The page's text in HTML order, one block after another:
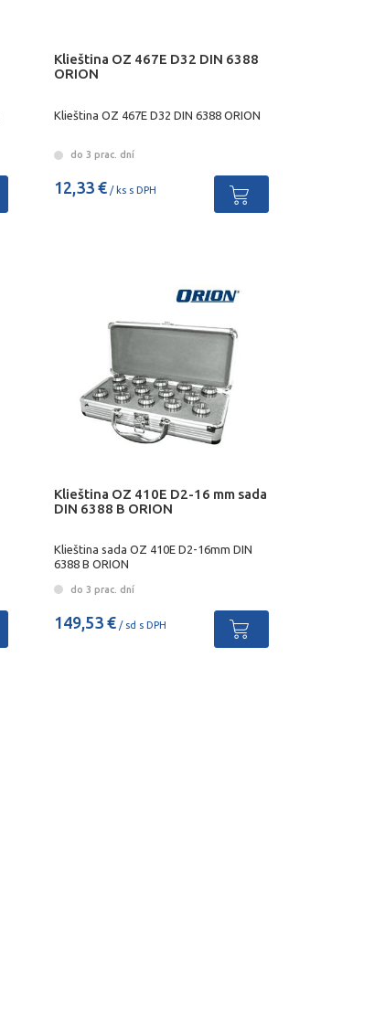
Klieština OZ 467E D32 DIN 6388
ORION
Klieština OZ 467E D32 DIN 6388 ORION
do 3 prac. dní
12,33 €/ ks s DPH
Klieština OZ 410E D2-16 mm sada
DIN 6388 B ORION
Klieština sada OZ 410E D2-16mm DIN
6388 B ORION
do 3 prac. dní
149,53 €/ sd s DPH